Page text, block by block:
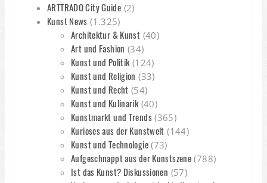
ARTTRADO City Guide (2)
Kunst News (1.325)
Architektur & Kunst (40)
Art und Fashion (34)
Kunst und Politik(124)
Kunst und Religion (33)
Kunst und Recht (54)
Kunst und Kulinarik(40)
Kunstmarkt und Trends(365)
Kurioses aus der Kunstwelt (144)
Kunst und Technologie(73)
Aufgeschnappt aus der Kunstszene (788)
Ist das Kunst? Diskussionen (57)